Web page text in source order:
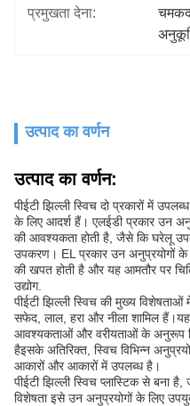
प्रमुखता देना:
उत्पाद का वर्णन
उत्पाद का वर्णन:
पीईटी झिल्ली स्विच दो प्रकारों में
के लिए आदर्श हैं। एलईडी प्रकार उन
की आवश्यकता होती है, जैसे कि घरेलू
उपकरण। EL प्रकार उन अनुप्रयोगों
की खपत होती है और यह आमतौर पर
उद्योग.
पीईटी झिल्ली स्विच की मुख्य
सफेद, लाल, हरा और नीला शामिल हैं।यह
आवश्यकताओं और वरीयताओं के अनुरूप
हैइसके अतिरिक्त, स्विच विभिन्न
आकारों और आकारों में उपलब्ध है।
पीईटी झिल्ली स्विच प्लास्टिक से बना
विशेषता इसे उन अनुप्रयोगों के लिए